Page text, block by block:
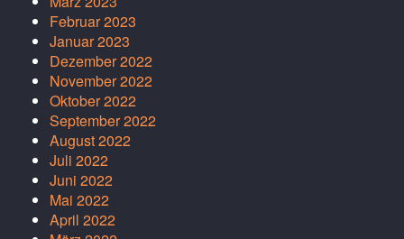
Februar 2023
Januar 2023
Dezember 2022
November 2022
Oktober 2022
September 2022
August 2022
Juli 2022
Juni 2022
Mai 2022
April 2022